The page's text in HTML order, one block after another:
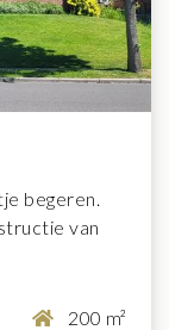
begeren.
van
200 m²